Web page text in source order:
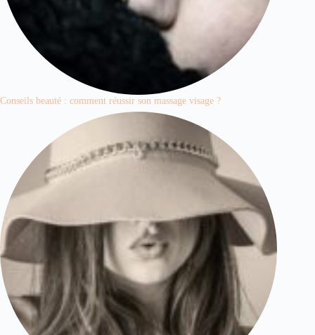
Conseils beauté : comment réussir son massage visage ?